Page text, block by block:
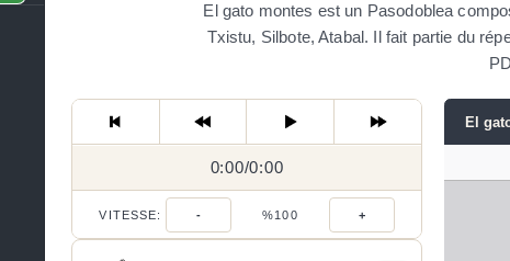
El gato montes est un Pasodoblea
Txistu, Silbote, Atabal. Il fait partie du
0:00/
0:00/0:00
VITESSE: - %100 +
El